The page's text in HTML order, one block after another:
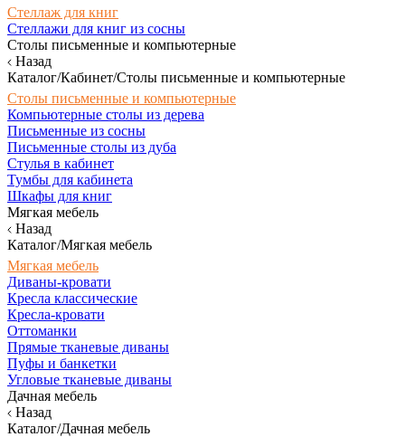
Стеллаж для книг
Стеллажи для книг из сосны
Столы письменные и компьютерные
Назад
Каталог/Кабинет/Столы письменные и компьютерные
Столы письменные и компьютерные
Компьютерные столы из дерева
Письменные из сосны
Письменные столы из дуба
Стулья в кабинет
Тумбы для кабинета
Шкафы для книг
Мягкая мебель
Назад
Каталог/Мягкая мебель
Мягкая мебель
Диваны-кровати
Кресла классические
Кресла-кровати
Оттоманки
Прямые тканевые диваны
Пуфы и банкетки
Угловые тканевые диваны
Дачная мебель
Назад
Каталог/Дачная мебель